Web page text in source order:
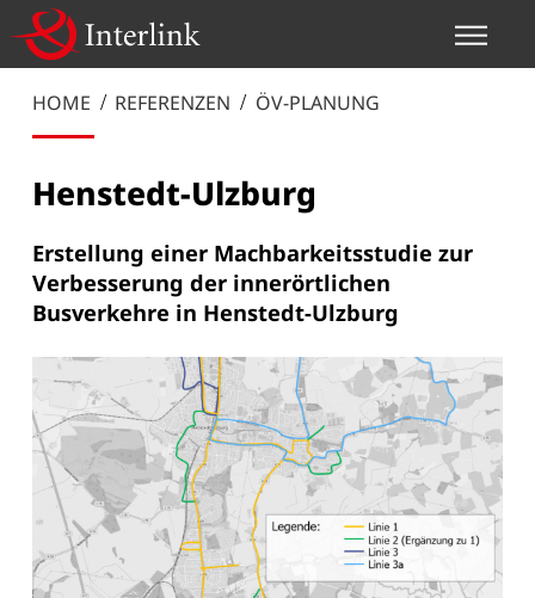
HOME REFERENZEN ÖV-PLANUNG
Henstedt-Ulzburg
Erstellung einer Machbarkeitsstudie zur
Verbesserung der innerörtlichen
Busverkehre in Henstedt-Ulzburg